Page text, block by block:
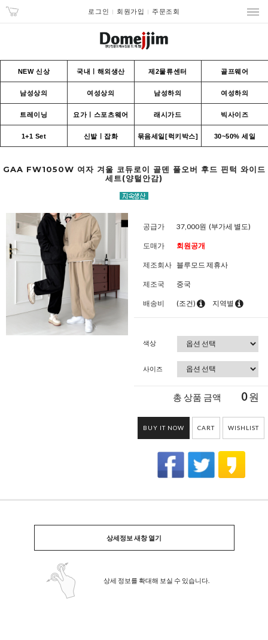
로그인 회원가입 주문조회
NEW 신상 국내ㅣ해외생산 제2물류센터 골프웨어
남성상의 여성상의 남성하의 여성하의
트레이닝 요가ㅣ스포츠웨어 래시가드 빅사이즈
1+1 Set 신발ㅣ잡화 묶음세일[럭키박스] 30~50% 세일
GAA FW1050W 여자 겨울 코듀로이 골덴 풀오버 후드 핀턱 와이드
세트(양털안감)
공급가 37,000원 (부가세 별도)
도매가 회원공개
제조회사 블루모드 제휴사
제조국 중국
배송비 (조건) 지역별
색상
사이즈
총 상품 금액 0원
BUY IT NOW CART WISHLIST
상세정보 새창 열기
상세 정보를 확대해 보실 수 있습니다.